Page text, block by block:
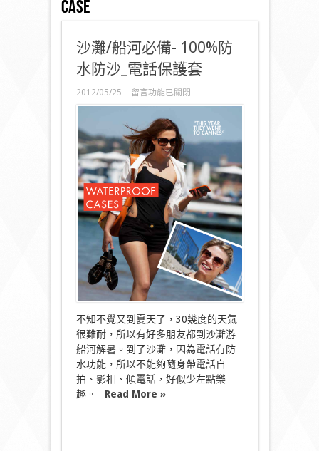
case
沙灘/船河必備- 100%防
水防沙_電話保護套
2012/05/25
在
〈沙
船
河
必
備-
100%
防
水
防
沙
電
話
保
護
套〉
留言功能已關閉
不知不覺又到夏天了，30幾度的天氣
很難耐，所以有好多朋友都到沙灘游
船河解暑。到了沙灘，因為電話冇防
水功能，所以不能夠隨身帶電話自
拍、影相、傾電話，好似少左點樂
趣。 Read More »